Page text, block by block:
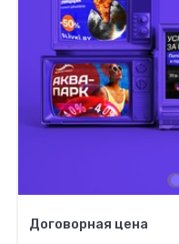
Договорная цена